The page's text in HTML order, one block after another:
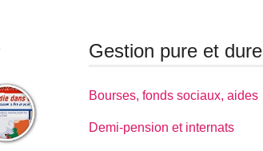
Gestion pure et dure
Bourses, fonds sociaux, aides
Demi-pension et internats